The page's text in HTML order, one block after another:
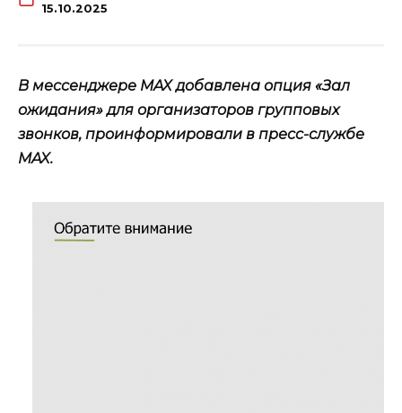
15.10.2025
В мессенджере MAX добавлена опция «Зал
ожидания» для организаторов групповых
звонков, проинформировали в пресс-службе
MAX.